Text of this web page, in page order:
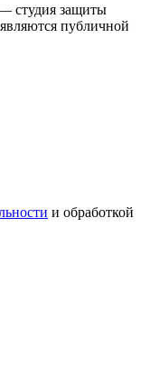
студия защиты
публичной
и обработкой